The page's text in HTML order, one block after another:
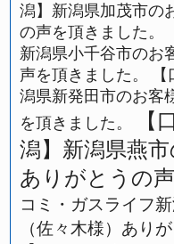
潟】新潟県加茂市の
の声を頂きました。
新潟県小千谷市のお
声を頂きました。
潟県新発田市のお客
を頂きました。
【
潟】新潟県燕市
ありがとうの
コミ・ガスライフ
（佐々木様）あり